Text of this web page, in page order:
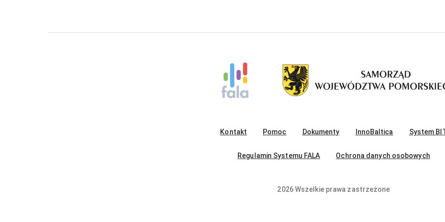
Kontakt Pomoc Dokumenty InnoBaltica System
Regulamin Systemu FALA Ochrona danych osobowych
2026 Wszelkie prawa zastrzeżone